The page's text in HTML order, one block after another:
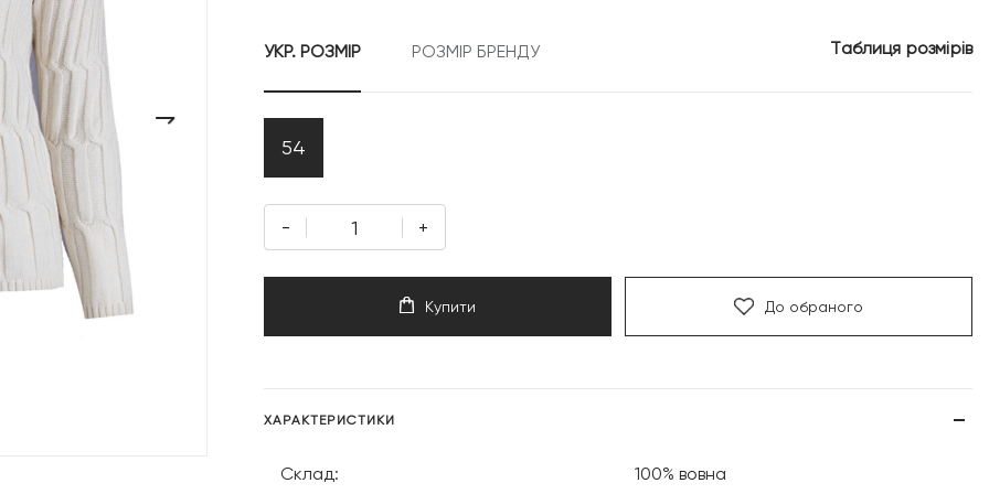
УКР. РОЗМІР РОЗМІР БРЕНДУ Таблиця розмірів
54
- +
Купити До обраного
ХАРАКТЕРИСТИКИ
Склад: 100% вовна